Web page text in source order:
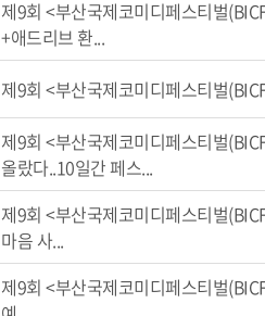
제9회 <부산국제코미디페스티벌
+애드리브 환...
제9회 <부산국제코미디페스티벌
제9회 <부산국제코미디페스티벌
올랐다..10일간 페스...
제9회 <부산국제코미디페스티벌
마음 사...
제9회 <부산국제코미디페스티벌